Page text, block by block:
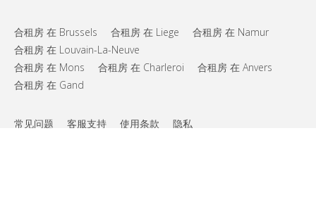
合租房 在 Brussels 合租房 在 Liege
合租房 在 Namur
合租房 在 Louvain-La-Neuve
合租房 在 Mons
合租房 在 Charleroi
合租房 在 Anvers
合租房 在 Gand
常见问题 客服支持 使用条款 隐私